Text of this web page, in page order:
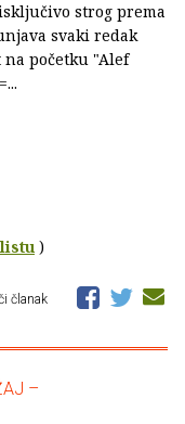
strog prema
svaki redak
početku "Alef
)
članak
–